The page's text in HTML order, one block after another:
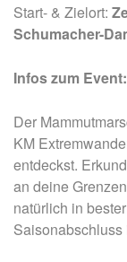
Start- & Zielort:
Schumacher-
Infos zum Event:
Der
KM
entdeckst.
an deine
natürlich in
Saisonabschluss